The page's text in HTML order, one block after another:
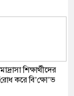
শিক্ষার্থীদের
করে বি’ক্ষো’ভ